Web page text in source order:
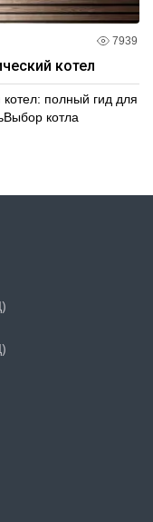
7939
котел
котел: полный гид для
котла